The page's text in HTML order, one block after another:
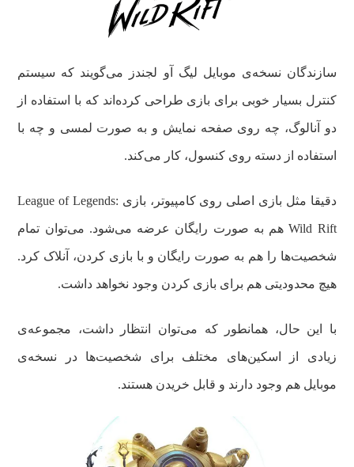
سازندگان نسخه‌ی موبایل لیگ آو لجندز می‌گویند که سیستم
کنترل بسیار خوبی برای بازی طراحی کرده‌اند که با استفاده از
دو آنالوگ، چه روی صفحه نمایش و به صورت لمسی و چه با
استفاده از دسته روی کنسول، کار می‌کند.
دقیقا مثل بازی اصلی روی کامپیوتر، بازی League of Legends:
Wild Rift هم به صورت رایگان عرضه می‌شود. می‌توان تمام
شخصیت‌ها را هم به صورت رایگان و با بازی کردن، آنلاک کرد.
هیچ محدودیتی هم برای بازی کردن وجود نخواهد داشت.
با این حال، همانطور که می‌توان انتظار داشت، مجموعه‌ی
زیادی از اسکین‌های مختلف برای شخصیت‌ها در نسخه‌ی
موبایل هم وجود دارند و قابل خریدن هستند.